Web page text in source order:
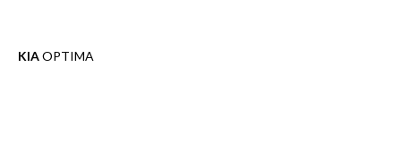
KIAOPTIMA